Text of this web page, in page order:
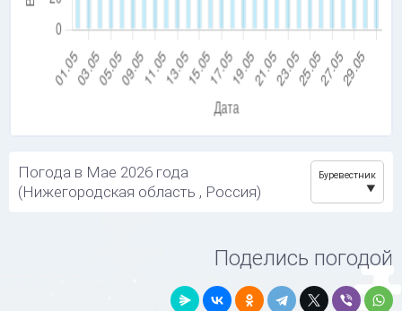
Погода в Мае 2026 года
(Нижегородская область , Россия)
Буревестник
Поделись погодой